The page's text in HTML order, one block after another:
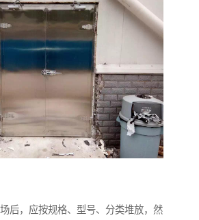
后，应按规格、型号、分类堆放，然